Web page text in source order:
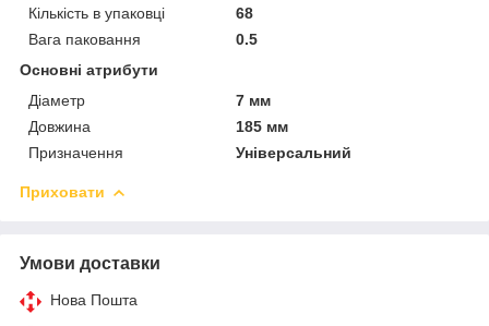
Кількість в упаковці
68
Вага паковання
0.5
Основні атрибути
Діаметр
7 мм
Довжина
185 мм
Призначення
Універсальний
Приховати
Умови доставки
Нова Пошта